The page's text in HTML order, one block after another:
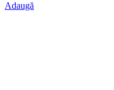
Adaugă